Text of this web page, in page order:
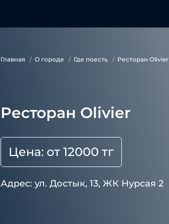
Главная О городе Где поесть Ресторан Olivier
Ресторан Olivier
Цена: от 12000 тг
Адрес: ул. Достык, 13, ЖК Нурсая 2